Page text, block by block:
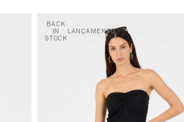
BACK
IN
STOCK
LANÇAMENTO